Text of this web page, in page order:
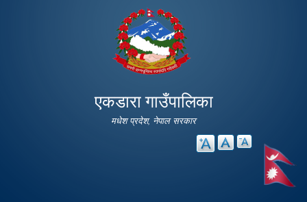
main
content
एकडारा गाउँपालिका
मधेश प्रदेश, नेपाल सरकार